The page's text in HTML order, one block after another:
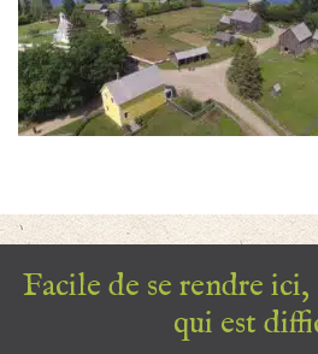
Facile de se rendre ici,
qui est